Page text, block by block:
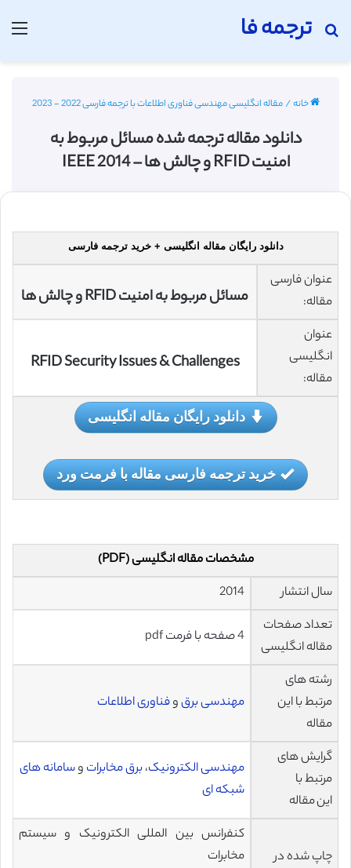
ترجمه فا
جستجو برای
خانه/مقاله انگلیسی مهندسی فناوری اطلاعات با ترجمه فارسی 2022 - 2023
دانلود مقاله ترجمه شده مسائل مربوط به
امنیت RFID و چالش ها – 2014 IEEE
دانلود رایگان مقاله انگلیسی + خرید ترجمه فارسی
عنوان فارسی
مقاله:
مسائل مربوط به امنیت RFID و چالش ها
عنوان
انگلیسی
مقاله:
RFID Security Issues & Challenges
دانلود رایگان مقاله انگلیسی
خرید ترجمه فارسی مقاله با فرمت ورد
مشخصات مقاله انگلیسی (PDF)
سال انتشار
2014
تعداد صفحات
مقاله انگلیسی
4 صفحه با فرمت pdf
رشته های
مرتبط با این
مقاله
مهندسی برقوفناوری اطلاعات
گرایش های
مرتبط با
این مقاله
مهندسی الکترونیک،برق مخابرات وسامانه های
شبکه ای
چاپ شده در
کنفرانس بین المللی الکترونیک و سیستم
مخابرات